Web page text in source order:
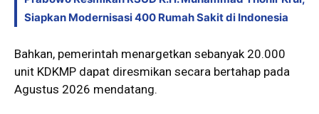
Siapkan Modernisasi 400 Rumah Sakit di Indonesia
Bahkan, pemerintah menargetkan sebanyak 20.000
unit KDKMP dapat diresmikan secara bertahap pada
Agustus 2026 mendatang.